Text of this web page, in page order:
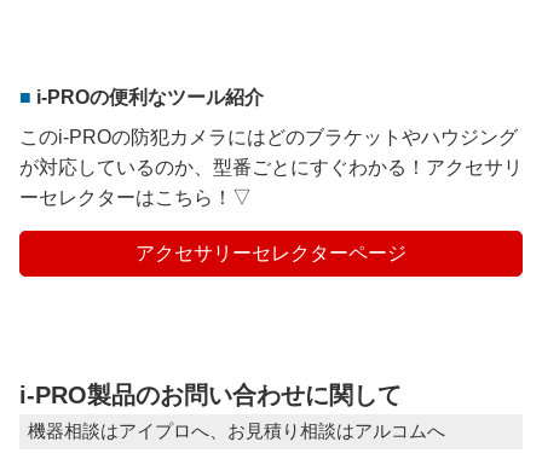
i-PROの便利なツール紹介
このi-PROの防犯カメラにはどのブラケットやハウジング
が対応しているのか、型番ごとにすぐわかる！アクセサリ
ーセレクターはこちら！▽
アクセサリーセレクターページ
i-PRO製品のお問い合わせに関して
機器相談はアイプロへ、お見積り相談はアルコムへ